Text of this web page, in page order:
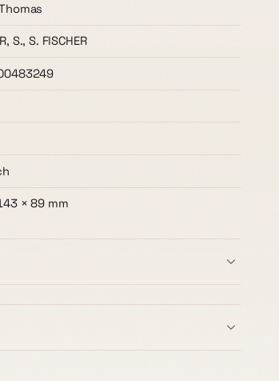
S., S. FISCHER
× 89 mm
zusätzliche Versandkosten